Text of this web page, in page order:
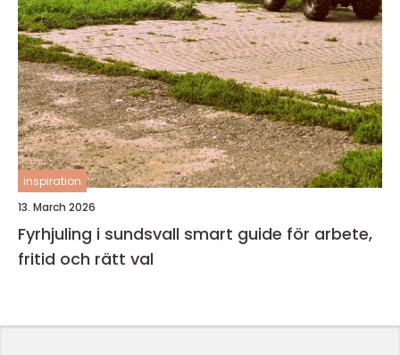
inspiration
13. March 2026
Fyrhjuling i sundsvall smart guide för arbete,
fritid och rätt val